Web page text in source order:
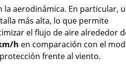
la aerodinámica. En particular,
más alta, lo que permite
el flujo de aire alrededor
h en comparación con el
frente al viento.